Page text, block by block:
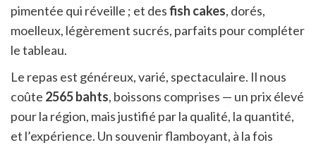
pimentée qui réveille ; et desfish cakes, dorés,
moelleux, légèrement sucrés, parfaits pour compléter
le tableau.
Le repas est généreux, varié, spectaculaire. Il nous
coûte 2565 bahts, boissons comprises — un prix élevé
pour la région, mais justifié par la qualité, la quantité,
et l’expérience. Un souvenir flamboyant, à la fois